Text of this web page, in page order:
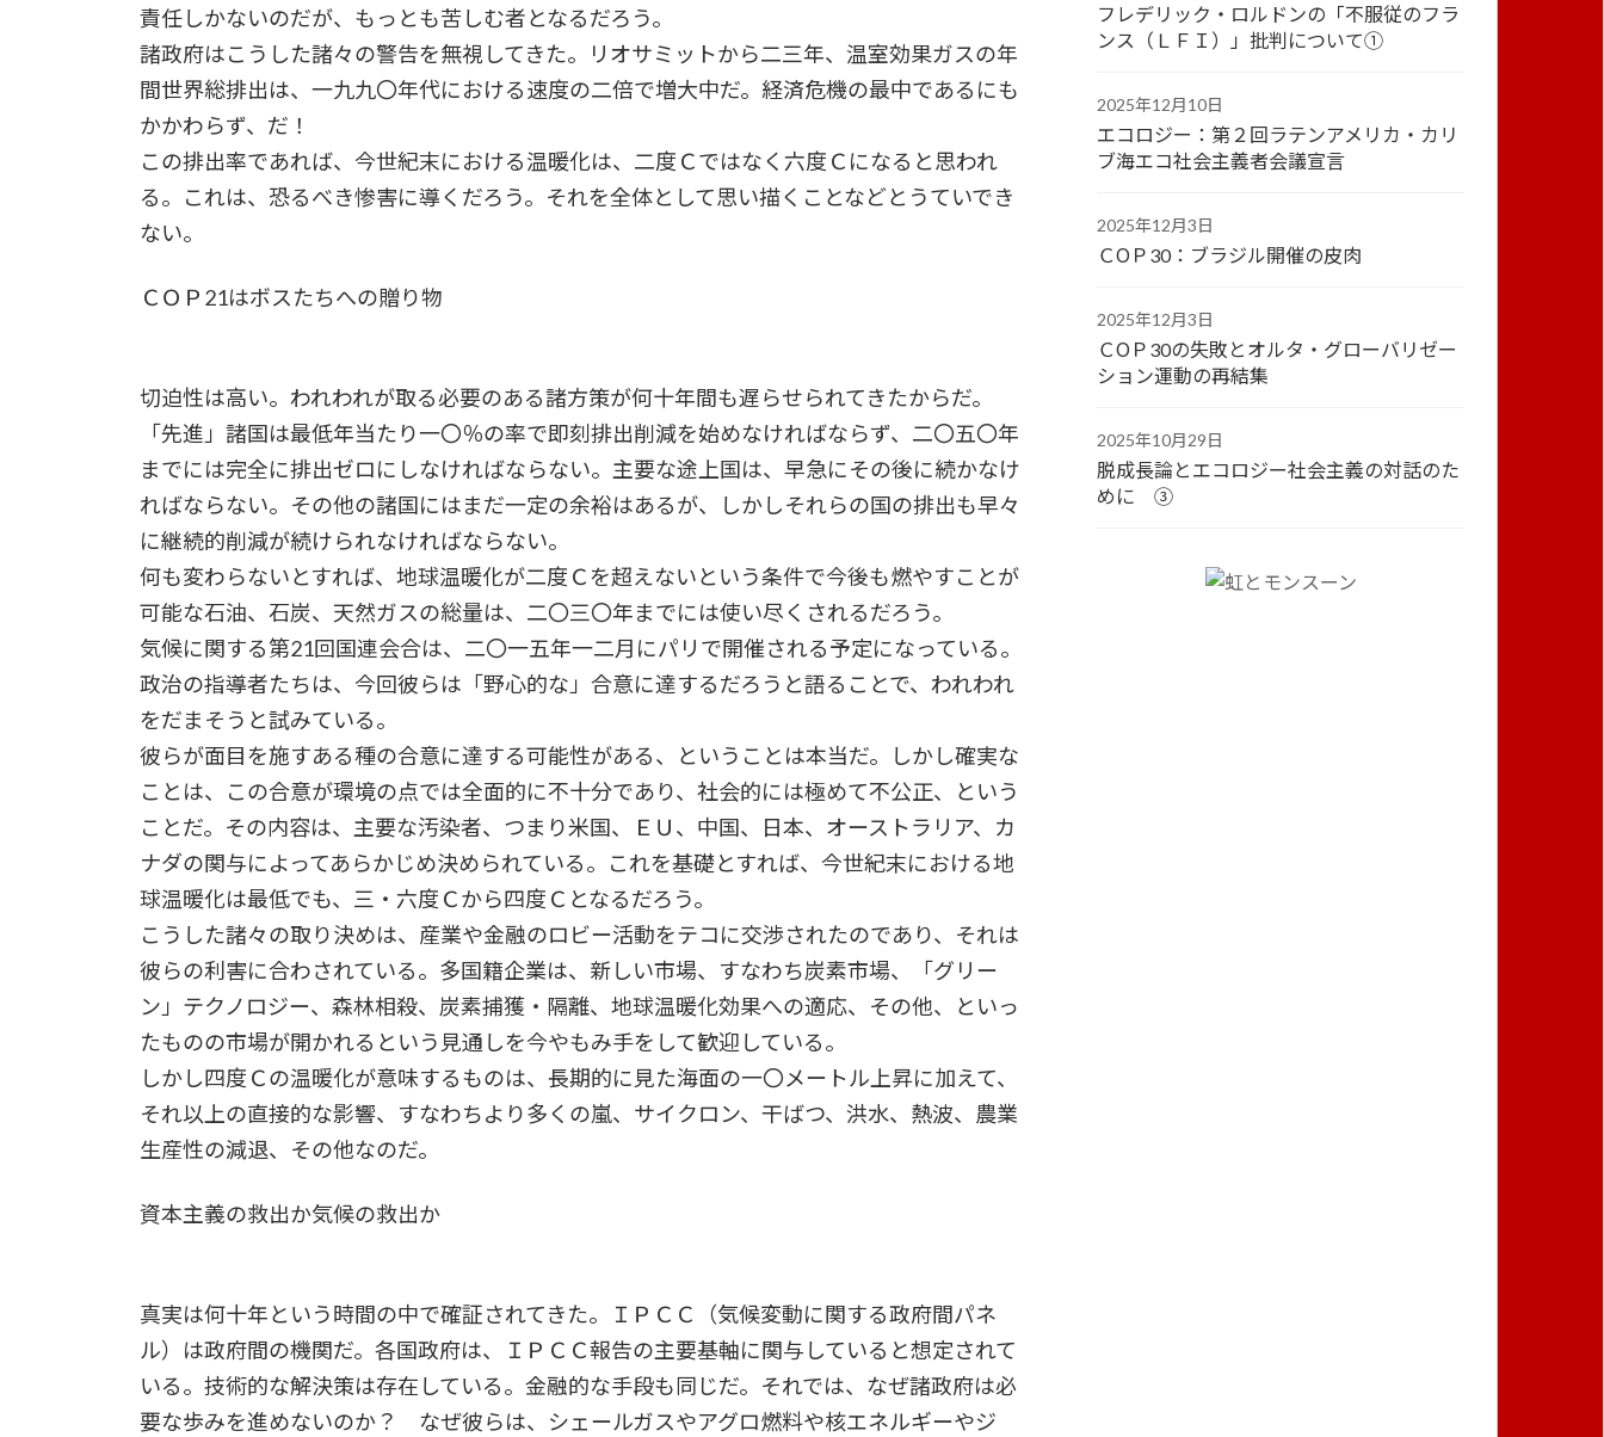
責任しかないのだが、もっとも苦しむ者となるだろう。
諸政府はこうした諸々の警告を無視してきた。リオサミットから二三年、温室効果ガスの年
間世界総排出は、一九九〇年代における速度の二倍で増大中だ。経済危機の最中であるにも
かかわらず、だ！
この排出率であれば、今世紀末における温暖化は、二度Ｃではなく六度Ｃになると思われ
る。これは、恐るべき惨害に導くだろう。それを全体として思い描くことなどとうていでき
ない。
ＣＯＰ21はボスたちへの贈り物
切迫性は高い。われわれが取る必要のある諸方策が何十年間も遅らせられてきたからだ。
「先進」諸国は最低年当たり一〇％の率で即刻排出削減を始めなければならず、二〇五〇年
までには完全に排出ゼロにしなければならない。主要な途上国は、早急にその後に続かなけ
ればならない。その他の諸国にはまだ一定の余裕はあるが、しかしそれらの国の排出も早々
に継続的削減が続けられなければならない。
何も変わらないとすれば、地球温暖化が二度Ｃを超えないという条件で今後も燃やすことが
可能な石油、石炭、天然ガスの総量は、二〇三〇年までには使い尽くされるだろう。
気候に関する第21回国連会合は、二〇一五年一二月にパリで開催される予定になっている。
政治の指導者たちは、今回彼らは「野心的な」合意に達するだろうと語ることで、われわれ
をだまそうと試みている。
彼らが面目を施すある種の合意に達する可能性がある、ということは本当だ。しかし確実な
ことは、この合意が環境の点では全面的に不十分であり、社会的には極めて不公正、という
ことだ。その内容は、主要な汚染者、つまり米国、ＥＵ、中国、日本、オーストラリア、カ
ナダの関与によってあらかじめ決められている。これを基礎とすれば、今世紀末における地
球温暖化は最低でも、三・六度Ｃから四度Ｃとなるだろう。
こうした諸々の取り決めは、産業や金融のロビー活動をテコに交渉されたのであり、それは
彼らの利害に合わされている。多国籍企業は、新しい市場、すなわち炭素市場、「グリー
ン」テクノロジー、森林相殺、炭素捕獲・隔離、地球温暖化効果への適応、その他、といっ
たものの市場が開かれるという見通しを今やもみ手をして歓迎している。
しかし四度Ｃの温暖化が意味するものは、長期的に見た海面の一〇メートル上昇に加えて、
それ以上の直接的な影響、すなわちより多くの嵐、サイクロン、干ばつ、洪水、熱波、農業
生産性の減退、その他なのだ。
資本主義の救出か気候の救出か
真実は何十年という時間の中で確証されてきた。ＩＰＣＣ（気候変動に関する政府間パネ
ル）は政府間の機関だ。各国政府は、ＩＰＣＣ報告の主要基軸に関与していると想定されて
いる。技術的な解決策は存在している。金融的な手段も同じだ。それでは、なぜ諸政府は必
要な歩みを進めないのか？ なぜ彼らは、シェールガスやアグロ燃料や核エネルギーやジ
フレデリック・ロルドンの「不服従のフラ
ンス（ＬＦＩ）」批判について①
2025年12月10日
エコロジー：第２回ラテンアメリカ・カリ
ブ海エコ社会主義者会議宣言
2025年12月3日
ＣОＰ30：ブラジル開催の皮肉
2025年12月3日
ＣОＰ30の失敗とオルタ・グローバリゼー
ション運動の再結集
2025年10月29日
脱成長論とエコロジー社会主義の対話のた
めに ③